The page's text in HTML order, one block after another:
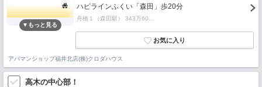
ハピラインふくい「森田」歩20分
舟橋１（森田駅） 343万60…
アパマンショップ福井北店(株)クロダハウス
高木の中心部！